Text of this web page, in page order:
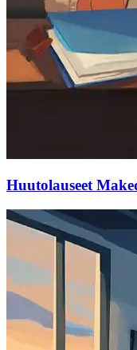
Huutolauseet